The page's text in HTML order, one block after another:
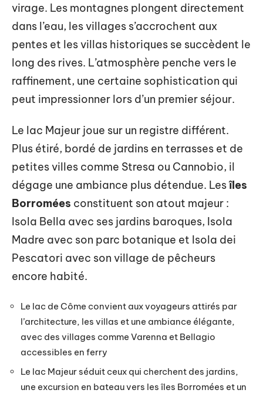
virage. Les montagnes plongent directement
dans l’eau, les villages s’accrochent aux
pentes et les villas historiques se succèdent le
long des rives. L’atmosphère penche vers le
raffinement, une certaine sophistication qui
peut impressionner lors d’un premier séjour.
Le lac Majeur joue sur un registre différent.
Plus étiré, bordé de jardins en terrasses et de
petites villes comme Stresa ou Cannobio, il
dégage une ambiance plus détendue. Lesîles
Borromées constituent son atout majeur :
Isola Bella avec ses jardins baroques, Isola
Madre avec son parc botanique et Isola dei
Pescatori avec son village de pêcheurs
encore habité.
Le lac de Côme convient aux voyageurs attirés par
l’architecture, les villas et une ambiance élégante,
avec des villages comme Varenna et Bellagio
accessibles en ferry
Le lac Majeur séduit ceux qui cherchent des jardins,
une excursion en bateau vers les îles Borromées et un